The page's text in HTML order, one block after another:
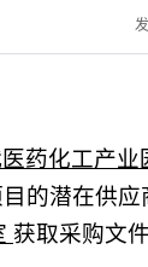
药化工产
的潜在供应
获取采购文件